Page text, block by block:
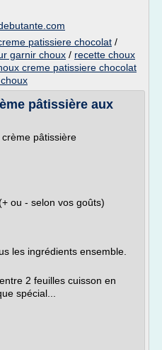
patissiere chocolat /
garnir choux / recette choux
creme patissiere chocolat
pâtissière aux
pâtissière
ou - selon vos goûts)
les ingrédients ensemble.
2 feuilles cuisson en
spécial...